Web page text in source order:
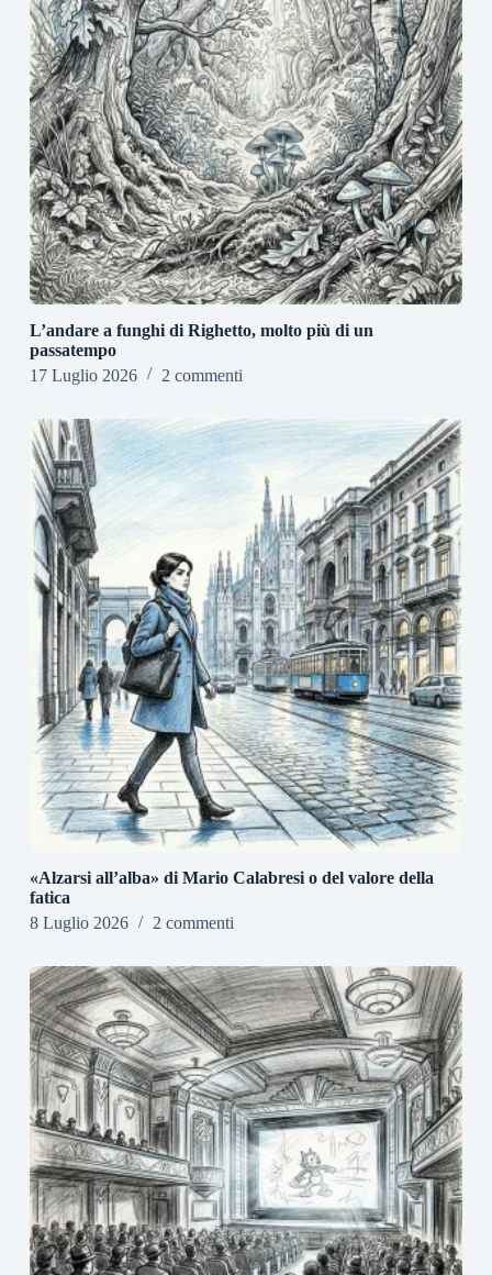
L’andare a funghi di Righetto, molto più di un
passatempo
17 Luglio 2026
2 commenti
«Alzarsi all’alba» di Mario Calabresi o del valore della
fatica
8 Luglio 2026
2 commenti